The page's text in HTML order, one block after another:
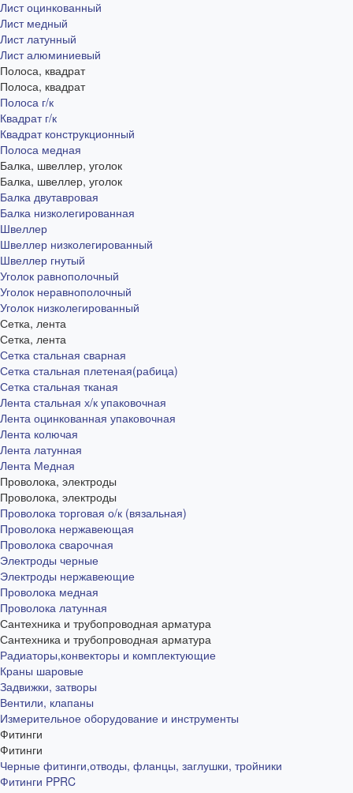
Лист оцинкованный
Лист медный
Лист латунный
Лист алюминиевый
Полоса, квадрат
Полоса, квадрат
Полоса г/к
Квадрат г/к
Квадрат конструкционный
Полоса медная
Балка, швеллер, уголок
Балка, швеллер, уголок
Балка двутавровая
Балка низколегированная
Швеллер
Швеллер низколегированный
Швеллер гнутый
Уголок равнополочный
Уголок неравнополочный
Уголок низколегированный
Сетка, лента
Сетка, лента
Сетка стальная сварная
Сетка стальная плетеная(рабица)
Сетка стальная тканая
Лента стальная х/к упаковочная
Лента оцинкованная упаковочная
Лента колючая
Лента латунная
Лента Медная
Проволока, электроды
Проволока, электроды
Проволока торговая о/к (вязальная)
Проволока нержавеющая
Проволока сварочная
Электроды черные
Электроды нержавеющие
Проволока медная
Проволока латунная
Сантехника и трубопроводная арматура
Сантехника и трубопроводная арматура
Радиаторы,конвекторы и комплектующие
Краны шаровые
Задвижки, затворы
Вентили, клапаны
Измерительное оборудование и инструменты
Фитинги
Фитинги
Черные фитинги,отводы, фланцы, заглушки, тройники
Фитинги PPRC